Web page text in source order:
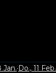
Jan.·Do., 11 Feb.